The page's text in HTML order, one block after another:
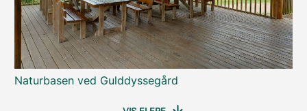
Naturbasen ved Gulddyssegård